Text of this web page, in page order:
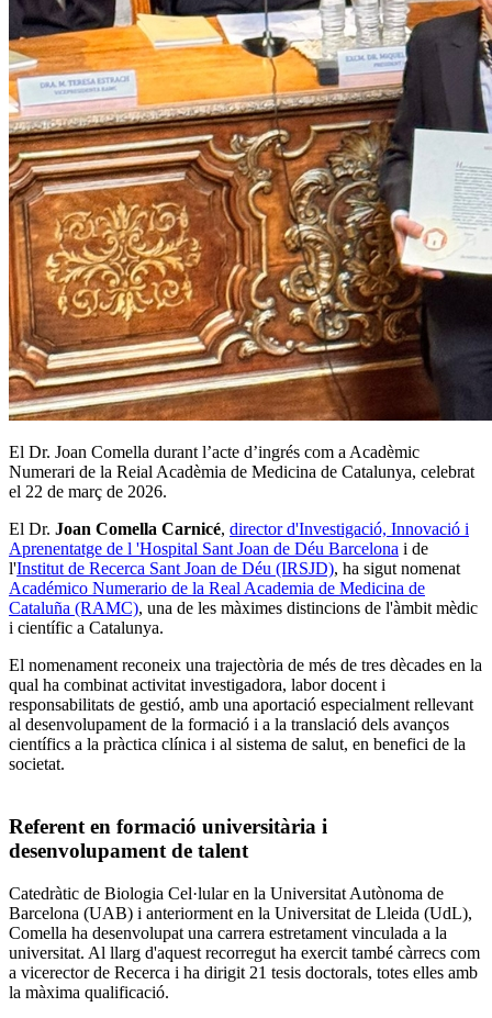
El Dr. Joan Comella durant l’acte d’ingrés com a Acadèmic
Numerari de la Reial Acadèmia de Medicina de Catalunya, celebrat
el 22 de març de 2026.
El Dr. Joan Comella Carnicé, director d'Investigació, Innovació i
Aprenentatge de l 'Hospital Sant Joan de Déu Barcelona i de
l'Institut de Recerca Sant Joan de Déu (IRSJD), ha sigut nomenat
Académico Numerario de la Real Academia de Medicina de
Cataluña (RAMC), una de les màximes distincions de l'àmbit mèdic
i científic a Catalunya.
El nomenament reconeix una trajectòria de més de tres dècades en la
qual ha combinat activitat investigadora, labor docent i
responsabilitats de gestió, amb una aportació especialment rellevant
al desenvolupament de la formació i a la translació dels avanços
científics a la pràctica clínica i al sistema de salut, en benefici de la
societat.
Referent en formació universitària i
desenvolupament de talent
Catedràtic de Biologia Cel·lular en la Universitat Autònoma de
Barcelona (UAB) i anteriorment en la Universitat de Lleida (UdL),
Comella ha desenvolupat una carrera estretament vinculada a la
universitat. Al llarg d'aquest recorregut ha exercit també càrrecs com
a vicerector de Recerca i ha dirigit 21 tesis doctorals, totes elles amb
la màxima qualificació.